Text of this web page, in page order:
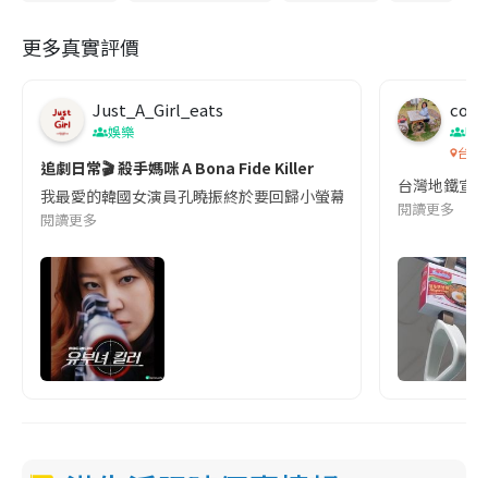
更多真實評價
Just_A_Girl_eats
娛樂
追劇日常🎬 殺手媽咪 A Bona Fide Killer
我最愛的韓國女演員孔曉振終於要回歸小螢幕啦!這次的劇本改編
閱讀更多
co
吹
台灣
台灣地鐵宣
閱讀更多